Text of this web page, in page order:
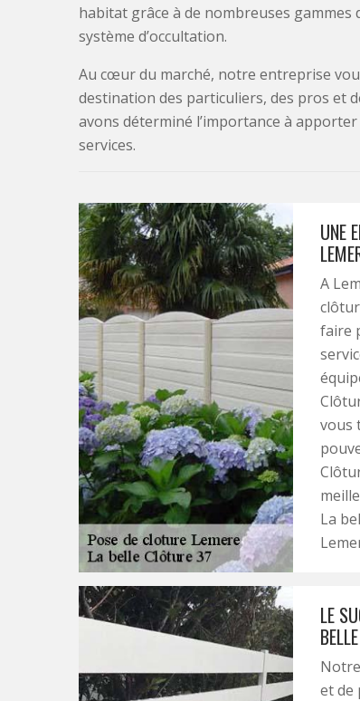
habitat grâce à de nombreuses
système d’occultation.
Au cœur du marché, notre entreprise
destination des particuliers, des pros et
avons déterminé l’importance à
services.
UNE
A
faire
vous
La
LE
et de